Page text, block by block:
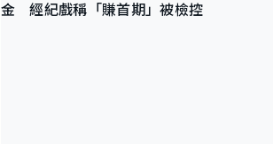
金 經紀戲稱「賺首期」被檢控